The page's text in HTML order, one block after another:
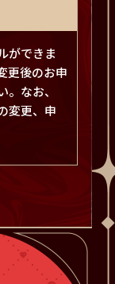
ができま
更後のお申
なお、
変更、申